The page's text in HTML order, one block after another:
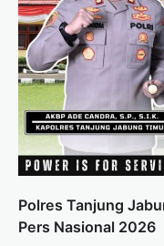
Polres Tanjung
Pers Nasional 2026